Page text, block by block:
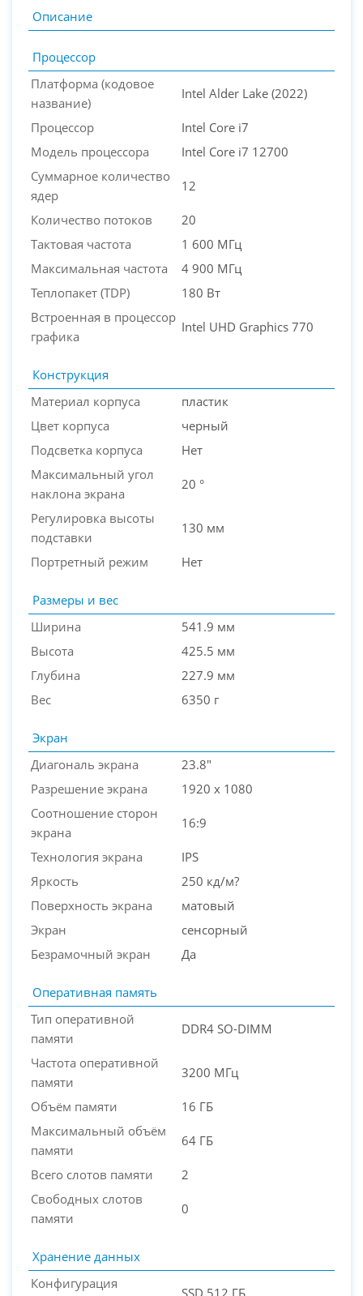
Описание
Процессор
Платформа (кодовое
название)
Intel Alder Lake (2022)
Процессор
Intel Core i7
Модель процессора
Intel Core i7 12700
Суммарное количество
ядер
12
Количество потоков
20
Тактовая частота
1 600 МГц
Максимальная частота
4 900 МГц
Теплопакет (TDP)
180 Вт
Встроенная в процессор
графика
Intel UHD Graphics 770
Конструкция
Материал корпуса
пластик
Цвет корпуса
черный
Подсветка корпуса
Нет
Максимальный угол
наклона экрана
20 °
Регулировка высоты
подставки
130 мм
Портретный режим Нет
Размеры и вес
Ширина
541.9 мм
Высота
425.5 мм
Глубина
227.9 мм
Вес
6350 г
Экран
Диагональ экрана
23.8"
Разрешение экрана
1920 x 1080
Соотношение сторон
экрана
16:9
Технология экрана
IPS
Яркость
250 кд/м?
Поверхность экрана
матовый
Экран
сенсорный
Безрамочный экран
Да
Оперативная память
Тип оперативной
памяти
DDR4 SO-DIMM
Частота оперативной
памяти
3200 МГц
Объём памяти
16 ГБ
Максимальный объём
памяти
64 ГБ
Всего слотов памяти
2
Свободных слотов
памяти
0
Хранение данных
Конфигурация